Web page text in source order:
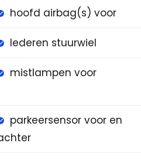
hoofd airbag(s) voor
lederen stuurwiel
mistlampen voor
parkeersensor voor en